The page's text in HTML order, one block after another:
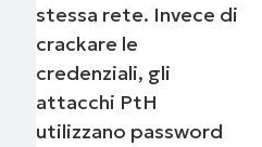
stessa rete. Invece di
crackare le
credenziali, gli
attacchi PtH
utilizzano password